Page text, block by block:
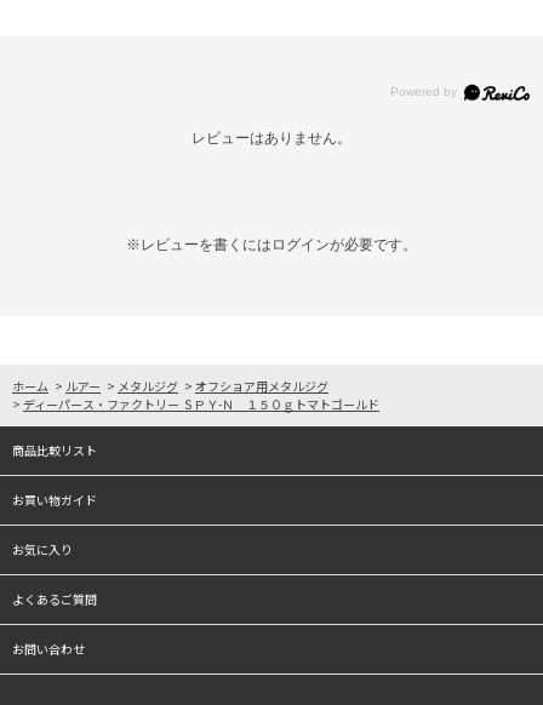
レビューはありません。
※レビューを書くには ログインが必要です。
ホーム > ルアー > メタルジグ > オフショア用メタルジグ
> ディーパース・ファクトリー ＳＰＹ-Ｎ １５０ｇトマトゴールド
商品比較リスト
お買い物ガイド
お気に入り
よくあるご質問
お問い合わせ